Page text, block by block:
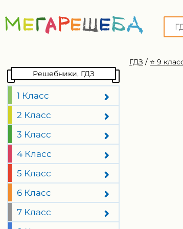
Решебники, ГДЗ
1 Класс
2 Класс
3 Класс
4 Класс
5 Класс
6 Класс
7 Класс
ГДЗ / ⭐️ 9